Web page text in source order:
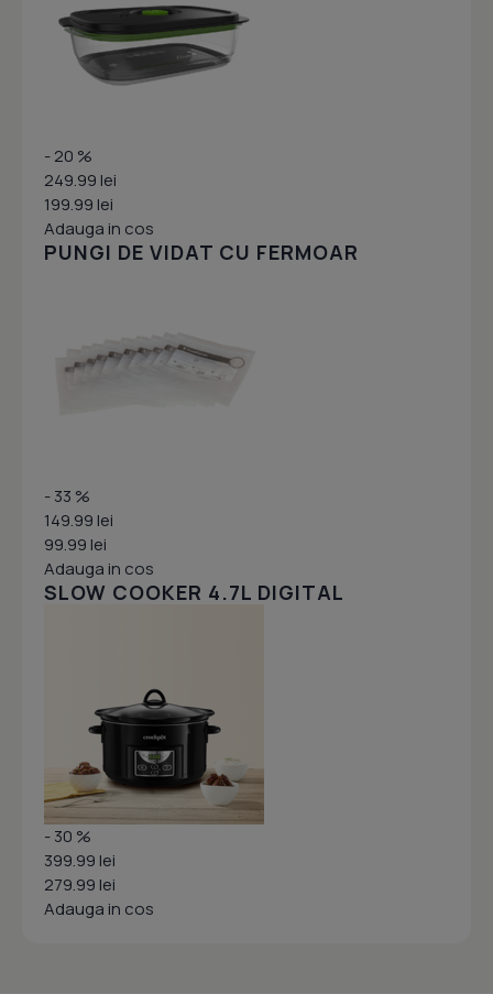
- 20 %
249.99 lei
199.99 lei
Adauga in cos
PUNGI DE VIDAT CU FERMOAR
- 33 %
149.99 lei
99.99 lei
Adauga in cos
SLOW COOKER 4.7L DIGITAL
- 30 %
399.99 lei
279.99 lei
Adauga in cos